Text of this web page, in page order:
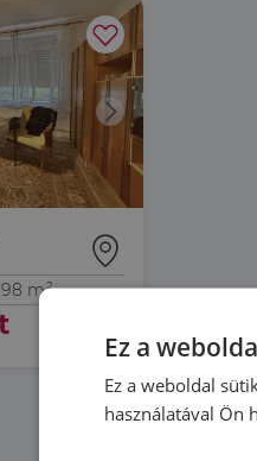
98 m²
Ez a
Ez a weboldal
használatával Ön